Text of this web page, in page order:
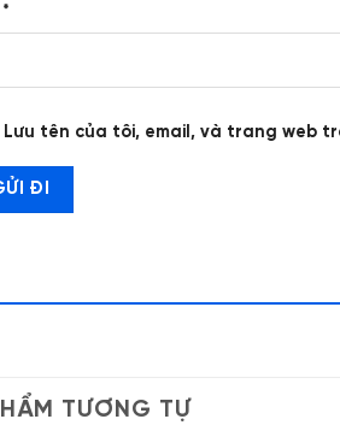
*
Lưu tên của tôi, email, và trang web
TƯƠNG TỰ